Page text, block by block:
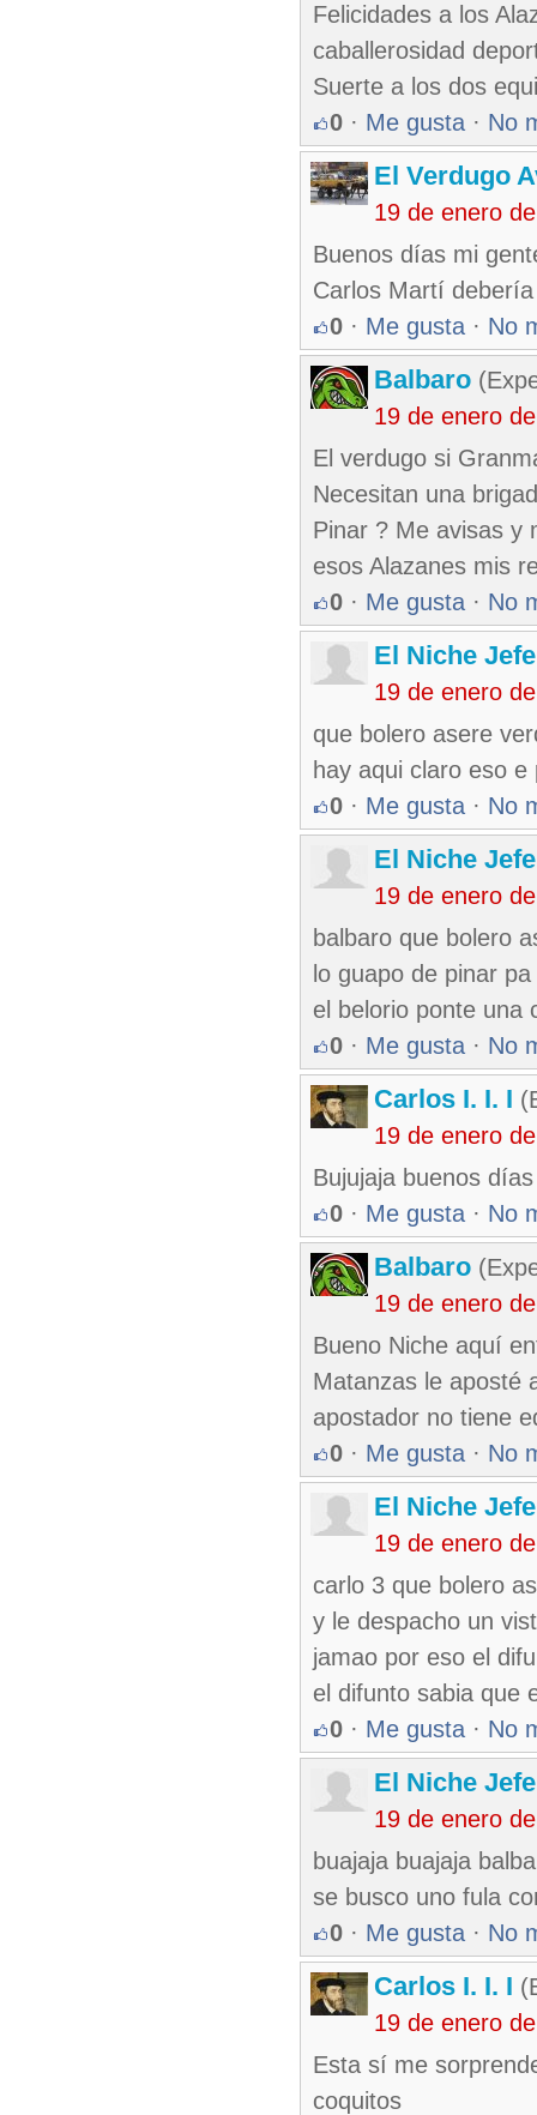
Felicidades a los
caballerosidad
Suerte a los dos
0 · Me gusta · No
El Verdugo
19 de enero
Buenos días mi
Carlos Martí
0 · Me gusta · No
Balbaro
19 de enero
El verdugo si
Necesitan una
Pinar ? Me avisas y
esos Alazanes mis
0 · Me gusta · No
El Niche
19 de enero
que bolero asere
hay aqui claro eso
0 · Me gusta · No
El Niche
19 de enero
balbaro que bolero
lo guapo de pinar
el belorio ponte una
0 · Me gusta · No
Carlos I. I. I
19 de enero
Bujujaja buenos
0 · Me gusta · No
Balbaro
19 de enero
Bueno Niche aquí
Matanzas le aposté
apostador no tiene
0 · Me gusta · No
El Niche
19 de enero
carlo 3 que bolero
y le despacho un
jamao por eso el
el difunto sabia que
0 · Me gusta · No
El Niche
19 de enero
buajaja buajaja
se busco uno fula
0 · Me gusta · No
Carlos I. I. I
19 de enero
Esta sí me
coquitos